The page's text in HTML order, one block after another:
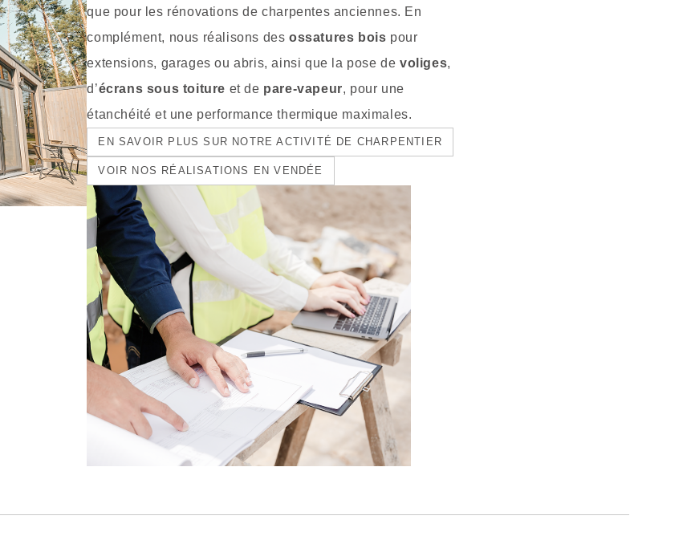
que pour les rénovations de charpentes anciennes. En
complément, nous réalisons des ossatures bois pour
extensions, garages ou abris, ainsi que la pose de voliges,
d’écrans sous toiture et de pare-vapeur, pour une
étanchéité et une performance thermique maximales.
EN SAVOIR PLUS SUR NOTRE ACTIVITÉ DE CHARPENTIER
VOIR NOS RÉALISATIONS EN VENDÉE